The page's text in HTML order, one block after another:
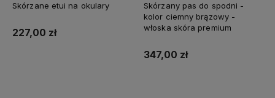
Skórzane etui na okulary
227,00 zł
Skórzany pas do spodni -
kolor ciemny brązowy -
włoska skóra premium
347,00 zł